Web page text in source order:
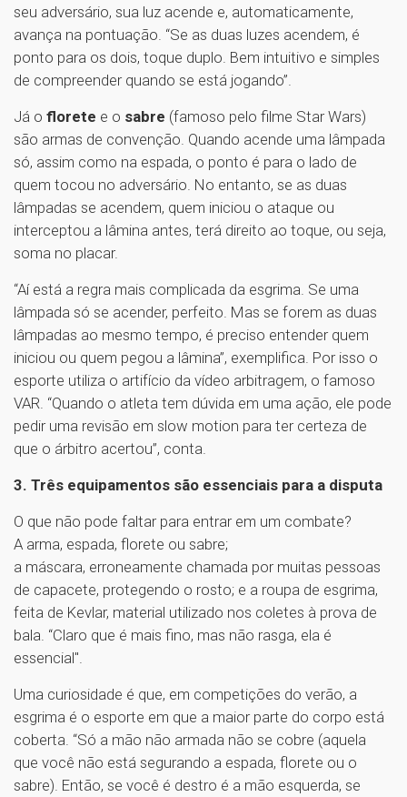
seu adversário, sua luz acende e, automaticamente,
avança na pontuação. “Se as duas luzes acendem, é
ponto para os dois, toque duplo. Bem intuitivo e simples
de compreender quando se está jogando”.
Já o florete e o sabre (famoso pelo filme Star Wars)
são armas de convenção. Quando acende uma lâmpada
só, assim como na espada, o ponto é para o lado de
quem tocou no adversário. No entanto, se as duas
lâmpadas se acendem, quem iniciou o ataque ou
interceptou a lâmina antes, terá direito ao toque, ou seja,
soma no placar.
“Aí está a regra mais complicada da esgrima. Se uma
lâmpada só se acender, perfeito. Mas se forem as duas
lâmpadas ao mesmo tempo, é preciso entender quem
iniciou ou quem pegou a lâmina”, exemplifica. Por isso o
esporte utiliza o artifício da vídeo arbitragem, o famoso
VAR. “Quando o atleta tem dúvida em uma ação, ele pode
pedir uma revisão em slow motion para ter certeza de
que o árbitro acertou”, conta.
3. Três equipamentos são essenciais para a disputa
O que não pode faltar para entrar em um combate?
A arma, espada, florete ou sabre;
a máscara, erroneamente chamada por muitas pessoas
de capacete, protegendo o rosto; e a roupa de esgrima,
feita de Kevlar, material utilizado nos coletes à prova de
bala. “Claro que é mais fino, mas não rasga, ela é
essencial''.
Uma curiosidade é que, em competições do verão, a
esgrima é o esporte em que a maior parte do corpo está
coberta. “Só a mão não armada não se cobre (aquela
que você não está segurando a espada, florete ou o
sabre). Então, se você é destro é a mão esquerda, se